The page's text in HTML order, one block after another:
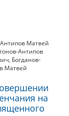
Антипов Матвей
Антипов
, Богданов-
Матвей
на